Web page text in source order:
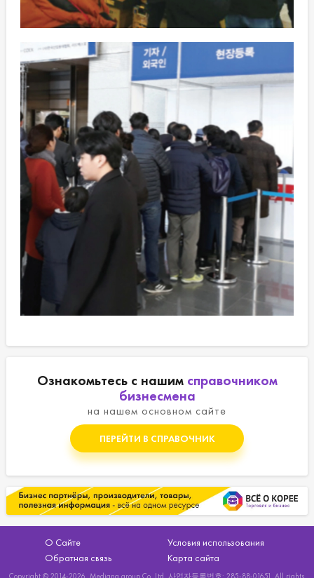
Ознакомьтесь с нашим справочником
бизнесмена
на нашем основном сайте
ПЕРЕЙТИ В СПРАВОЧНИК
О Сайте
Условия использования
Обратная связь
Карта сайта
Copyright © 2014-2026. Mediana group Co.,Ltd, 사업자등록번호: 285-88-01651. All rights